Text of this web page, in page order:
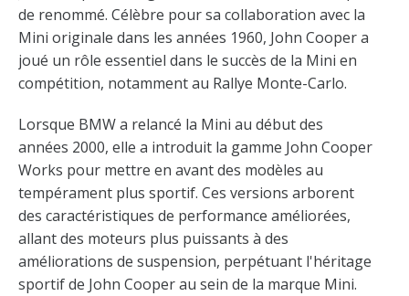
de renommé. Célèbre pour sa collaboration avec la
Mini originale dans les années 1960, John Cooper a
joué un rôle essentiel dans le succès de la Mini en
compétition, notamment au Rallye Monte-Carlo.
Lorsque BMW a relancé la Mini au début des
années 2000, elle a introduit la gamme John Cooper
Works pour mettre en avant des modèles au
tempérament plus sportif. Ces versions arborent
des caractéristiques de performance améliorées,
allant des moteurs plus puissants à des
améliorations de suspension, perpétuant l'héritage
sportif de John Cooper au sein de la marque Mini.